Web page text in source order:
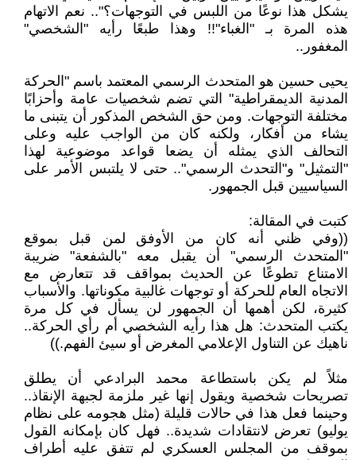
يشكل هذا نوعًا من اللبس في التوجهات؟".. نعم الاتهام
هذه المرة بـ "الغباء"!! وهذا طبعًا رأيه "الشخصي"
المغفور..
يحيى حسين هو المتحدث الرسمي المعتمد باسم "الحركة
المدنية الديمقراطية" التي تضم شخصيات عامة وأحزابًا
مختلفة التوجهات. ومن حق الشخص المذكور أن يتبنى ما
يشاء من أفكار، ولكنه كان من الواجب عليه وعلى
التحالف الذي يمثله أن يضعا قواعد موضوعية لهذا
"التمثيل" و"التحدث الرسمي".. حتى لا يلتبس الأمر على
السياسيين قبل الجمهور.
كتبت في المقالة:
((وفي ظني أنه كان من الأوفق لمن قبل بموقع
"المتحدث الرسمي" أن يقبل معه "بالشفعة" ضريبة
الامتناع تطوعًا عن الحديث بمواقف قد تتعارض مع
الاتجاه العام للحركة أو توجهات غالبية مكوناتها. والأسباب
كثيرة، لكن أهمها أن الجمهور لن يسأل في كل مرة
يكتب المتحدث: هل هذا رأيه الشخصي أم رأي الحركة..
ناهيك عن التناول الإعلامي المغرض أو سيئ الفهم.))
مثلاً لم يكن باستطاعة محمد البرادعي أن يطلق
تصريحات شخصية ويقول إنها غير ملزمة لجبهة الإنقاذ..
وحينما فعل هذا في حالات قليلة (مثل هجومه على نظام
يوليو) تعرض لانتقادات شديدة.. فهل كان بإمكانه القول
بموقف من المجلس العسكري لم تتفق عليه أطراف